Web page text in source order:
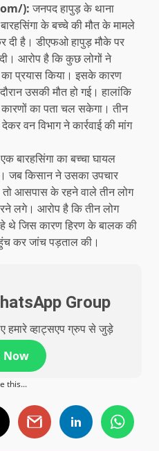
): जनपद हापुड़ के थाना
के बच्चे की मौत के मामले
दी है। डीएफओ हापुड़ मौके पर
आरोप है कि कुछ लोगों ने
प्रयास किया। इसके कारण
उसकी मौत हो गई। हालांकि
कारणों का पता चल सकेगा। तीन
वन विभाग ने कार्रवाई की मांग
बारहसिंगा का बच्चा घायल
जब किसान ने उसका उपचार
तो आसपास के रहने वाले तीन लोग
लगे। आरोप है कि तीन लोग
थे जिस कारण हिरण के बालक की
कर जांच पड़ताल की।
Group
हमारे व्हाट्सएप ग्रुप से जुड़े
Now
this...